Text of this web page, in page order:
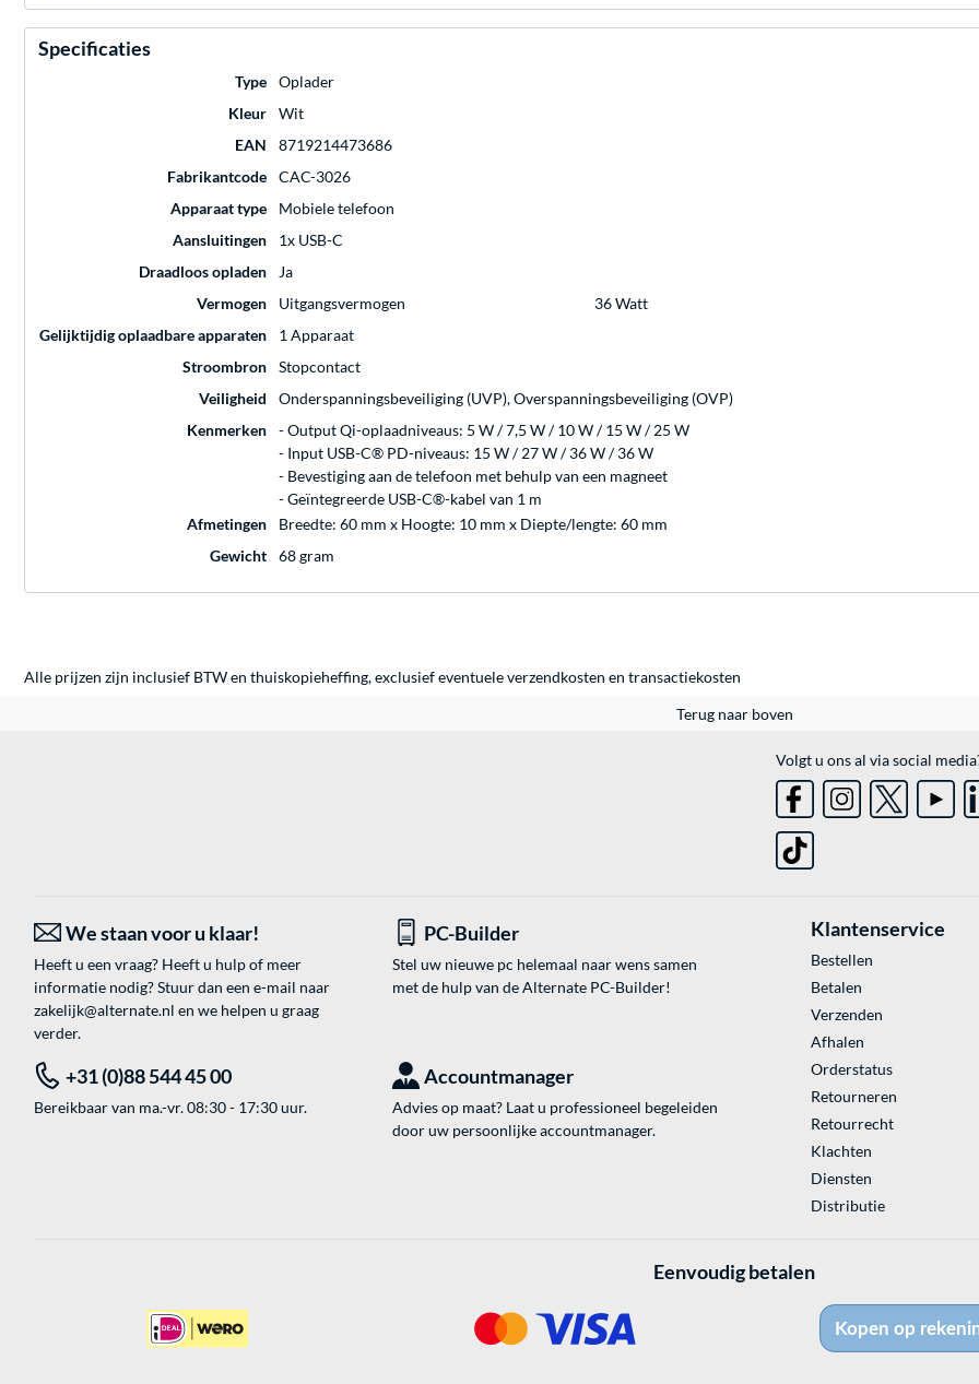
Specificaties
Type
Oplader
Kleur
Wit
EAN
8719214473686
Fabrikantcode
CAC-3026
Apparaat type
Mobiele telefoon
Aansluitingen
1x USB-C
Draadloos opladen
Ja
Vermogen
Uitgangsvermogen
36 Watt
Gelijktijdig oplaadbare apparaten
1 Apparaat
Stroombron
Stopcontact
Veiligheid
Onderspanningsbeveiliging (UVP), Overspanningsbeveiliging (OVP)
Kenmerken
- Output Qi-oplaadniveaus: 5 W / 7,5 W / 10 W / 15 W / 25 W
- Input USB-C® PD-niveaus: 15 W / 27 W / 36 W / 36 W
- Bevestiging aan de telefoon met behulp van een magneet
- Geïntegreerde USB-C®-kabel van 1 m
Afmetingen
Breedte: 60 mm x Hoogte: 10 mm x Diepte/lengte: 60 mm
Gewicht
68 gram
Alle prijzen zijn inclusief BTW en thuiskopieheffing, exclusief eventueleverzendkosten en transactiekosten
Terug naar boven
Volgt u ons al via social
We staan voor u klaar!
Heeft u een vraag? Heeft u hulp of meer
informatie nodig? Stuur dan een e-mail naar
zakelijk@alternate.nl en we helpen u graag
verder.
PC-Builder
Stel uw nieuwe pc helemaal naar wens samen
met de hulp van de Alternate PC-Builder!
+31 (0)88 544 45 00
Bereikbaar van ma.-vr. 08:30 - 17:30 uur.
Accountmanager
Advies op maat? Laat u professioneel begeleiden
door uw persoonlijke accountmanager.
Klantenservice
Bestellen
Betalen
Verzenden
Afhalen
Orderstatus
Retourneren
Retourrecht
Klachten
Diensten
Distributie
Eenvoudig betalen